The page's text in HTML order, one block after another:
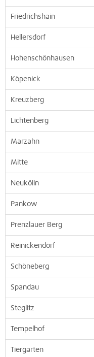
Friedrichshain
Hellersdorf
Hohenschönhausen
Köpenick
Kreuzberg
Lichtenberg
Marzahn
Mitte
Neukölln
Pankow
Prenzlauer Berg
Reinickendorf
Schöneberg
Spandau
Steglitz
Tempelhof
Tiergarten